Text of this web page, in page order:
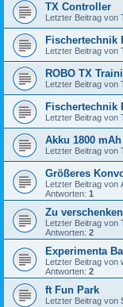
TX Controller
Letzter Beitrag von
Fischertechnik
Letzter Beitrag von
ROBO TX
Letzter Beitrag von
Fischertechnik
Letzter Beitrag von
Akku 1800 mAh
Letzter Beitrag von
Größeres
Letzter Beitrag von
Antworten: 1
Zu verschenken
Letzter Beitrag von
Antworten: 2
Experimenta
Letzter Beitrag von
Antworten: 2
ft Fun Park
Letzter Beitrag von